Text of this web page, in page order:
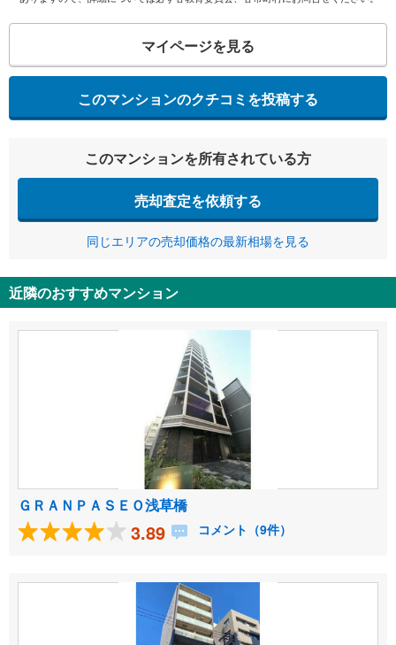
マイページを見る
このマンションのクチコミを投稿する
このマンションを所有されている方
売却査定を依頼する
同じエリアの売却価格の最新相場を見る
近隣のおすすめマンション
ＧＲＡＮＰＡＳＥＯ浅草橋
3.89 コメント（9件）